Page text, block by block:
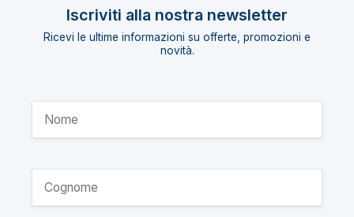
Iscriviti alla nostra newsletter
Ricevi le ultime informazioni su offerte, promozioni e
novità.